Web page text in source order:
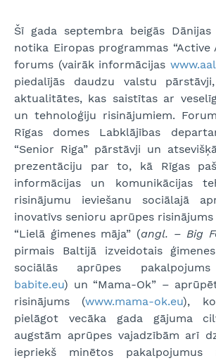
Šī gada septembra beigās
notika Eiropas programmas “Active
forums (vairāk informācijas
piedalījās daudzu valstu
aktualitātes, kas saistītas ar
un tehnoloģiju risinājumiem.
Rīgas domes Labklājības
“Senior Riga” pārstāvji un
prezentāciju par to, kā Rīgas
informācijas un komunikācijas
risinājumu ieviešanu sociālajā
inovatīvs senioru aprūpes
“Lielā ģimenes māja” (angl. – Big
pirmais Baltijā izveidotais
sociālās aprūpes
babite.eu) un “Mama-Ok” –
risinājums (www.mama-ok.eu),
pielāgot vecāka gada gājuma
augstām aprūpes vajadzībām arī
iepriekš minētos pakalpojumus